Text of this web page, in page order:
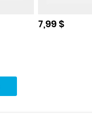
Prix de solde
7,99 $